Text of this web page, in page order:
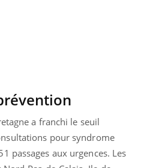
a franchi le seuil
pour syndrome
passages aux urgences. Les